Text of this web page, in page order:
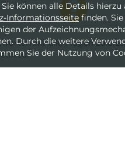
wir alle Fragen zu
können alle Details hierzu
Informationsseite finden.
der
Durch die weitere
Sie der Nutzung von